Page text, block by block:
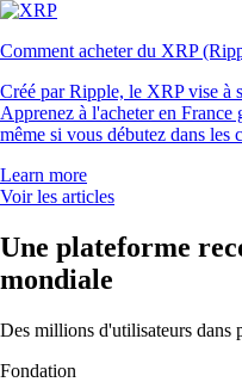
Comment acheter du XRP
Créé par Ripple, le XRP vise à
Apprenez à l'acheter en France
même si vous débutez dans les
Learn more
Voir les articles
Une plateforme
mondiale
Des millions d'utilisateurs dans
Fondation